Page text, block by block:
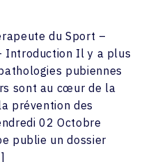
du Sport –
Introduction Il y a plus
pubiennes
sont au cœur de la
prévention des
02 Octobre
publie un dossier